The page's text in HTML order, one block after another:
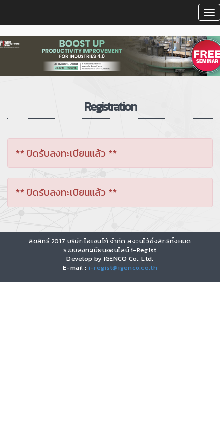
Registration
** ปิดรับลงทะเบียนแล้ว **
** ปิดรับลงทะเบียนแล้ว **
ลิขสิทธิ์ 2017 บริษัท ไอเจนโก้ จำกัด สงวนไว้ซึ่งสิทธิทั้งหมด
ระบบลงทะเบียนออนไลน์ i-Regist
Develop by IGENCO Co., Ltd.
E-mail : i-regist@igenco.co.th